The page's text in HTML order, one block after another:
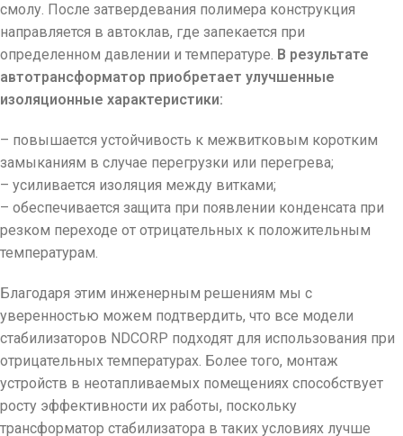
смолу. После затвердевания полимера конструкция
направляется в автоклав, где запекается при
определенном давлении и температуре. В результате
автотрансформатор приобретает улучшенные
изоляционные характеристики:
– повышается устойчивость к межвитковым коротким
замыканиям в случае перегрузки или перегрева;
– усиливается изоляция между витками;
– обеспечивается защита при появлении конденсата при
резком переходе от отрицательных к положительным
температурам.
Благодаря этим инженерным решениям мы с
уверенностью можем подтвердить, что все модели
стабилизаторов NDCORP подходят для использования при
отрицательных температурах. Более того, монтаж
устройств в неотапливаемых помещениях способствует
росту эффективности их работы, поскольку
трансформатор стабилизатора в таких условиях лучше